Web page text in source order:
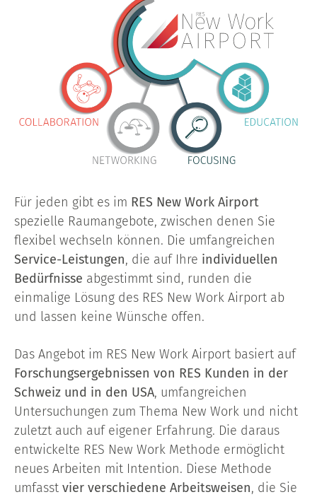
Für jeden gibt es im RES New Work Airport
spezielle Raumangebote, zwischen denen Sie
flexibel wechseln können. Die umfangreichen
Service-Leistungen, die auf Ihre individuellen
Bedürfnisse abgestimmt sind, runden die
einmalige Lösung des RES New Work Airport ab
und lassen keine Wünsche offen.
Das Angebot im RES New Work Airport basiert auf
Forschungsergebnissen von RES Kunden in der
Schweiz und in den USA, umfangreichen
Untersuchungen zum Thema New Work und nicht
zuletzt auch auf eigener Erfahrung. Die daraus
entwickelte RES New Work Methode ermöglicht
neues Arbeiten mit Intention. Diese Methode
umfasst vier verschiedene Arbeitsweisen, die Sie